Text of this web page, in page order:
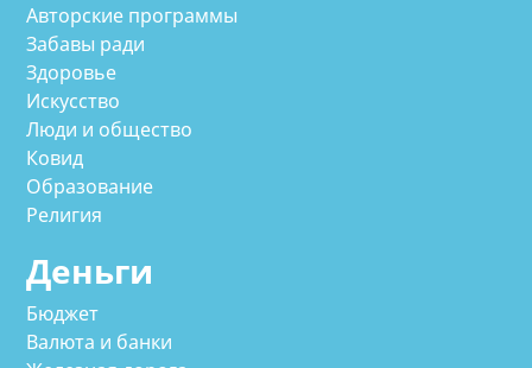
Авторские программы
Забавы ради
Здоровье
Искусство
Люди и общество
Ковид
Образование
Религия
Деньги
Бюджет
Валюта и банки